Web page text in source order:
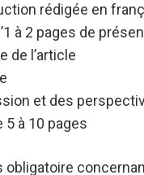
rédigée en
à 2 pages de
de l’article
et des
5 à 10 pages
obligatoire